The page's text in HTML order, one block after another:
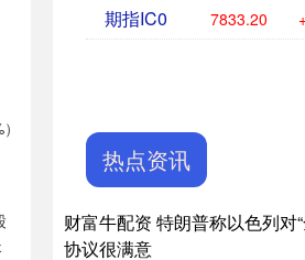
期指IC0 7833.20
热点资讯
财富牛配资 特朗普称以色列对
协议很满意